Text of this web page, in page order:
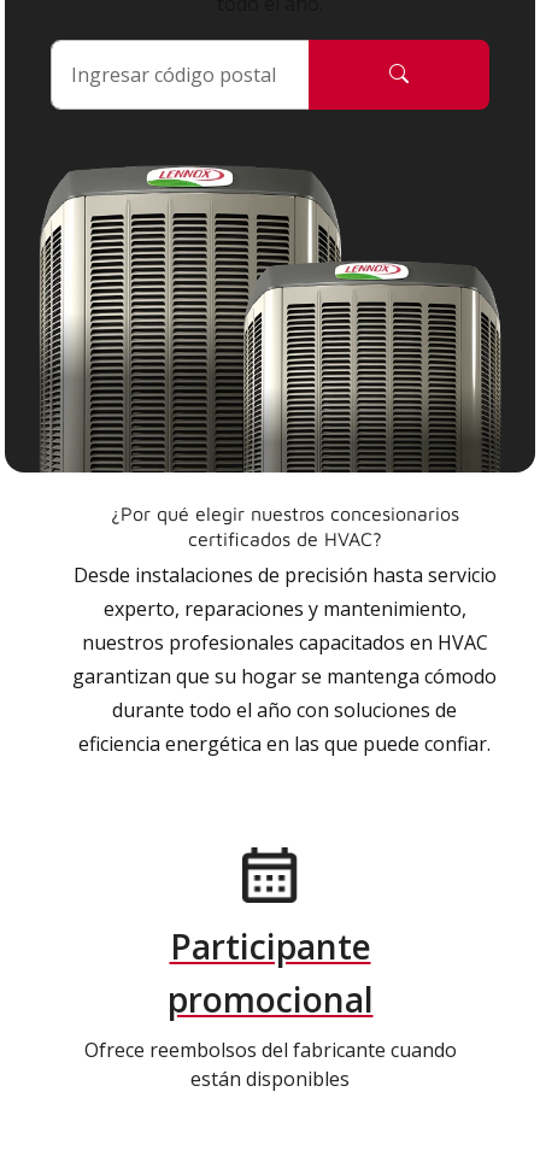
¿Por qué elegir nuestros concesionarios
certificados de HVAC?
Desde instalaciones de precisión hasta servicio
experto, reparaciones y mantenimiento,
nuestros profesionales capacitados en HVAC
garantizan que su hogar se mantenga cómodo
durante todo el año con soluciones de
eficiencia energética en las que puede confiar.
Participante
promocional
Ofrece reembolsos del fabricante cuando
están disponibles